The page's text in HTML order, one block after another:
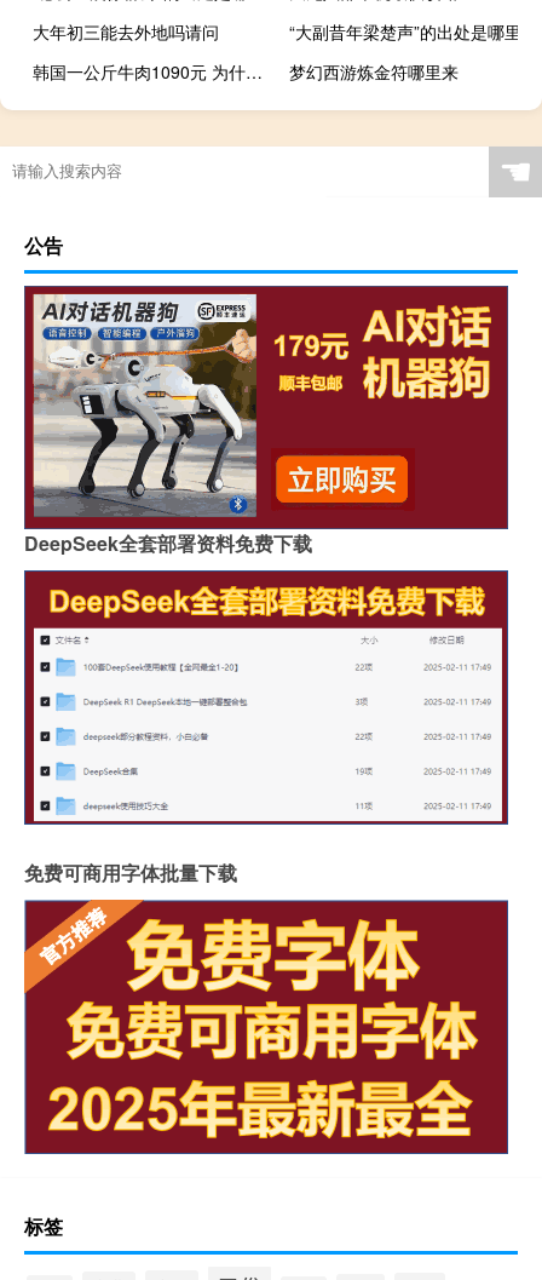
大年初三能去外地吗请问
“大副昔年梁楚声”的出处是哪里
韩国一公斤牛肉1090元 为什么这么贵
梦幻西游炼金符哪里来
☚
公告
DeepSeek全套部署资料免费下载
免费可商用字体批量下载
标签